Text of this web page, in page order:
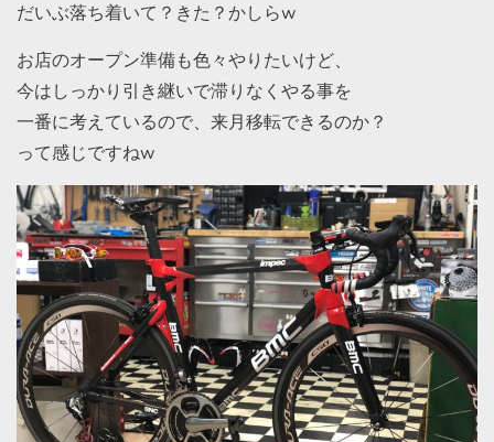
だいぶ落ち着いて？きた？かしらw
お店のオープン準備も色々やりたいけど、
今はしっかり引き継いで滞りなくやる事を
一番に考えているので、来月移転できるのか？
って感じですねw